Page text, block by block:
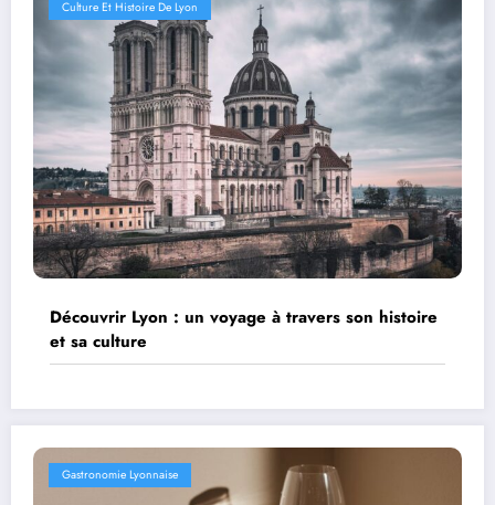
Culture Et Histoire De Lyon
Découvrir Lyon : un voyage à travers son histoire
et sa culture
Gastronomie Lyonnaise